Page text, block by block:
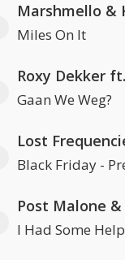
Marshmello &
Miles On It
Roxy Dekker
Gaan We Weg?
Lost
Black Friday -
Post Malone
I Had Some Help